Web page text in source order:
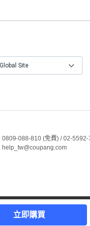
立即購買
Global Site
0809-088-810 (免費) / 02-
help_tw@coupang.com
份有
之所